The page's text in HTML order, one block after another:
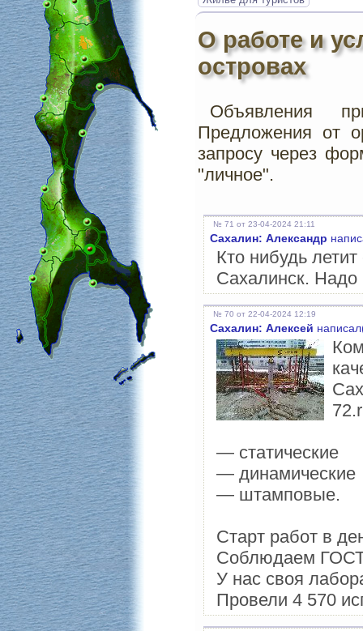
О работе и
островах
Объявления
Предложения от
запросу через
"личное".
№ 71 от 23-04-2024 21:11
Сахалин: Александр
Кто нибудь
Сахалинск. Надо
№ 70 от 22-04-2024 12:19
Сахалин: Алексей
— статические
— динамические
— штамповые.
Старт работ в
Соблюдаем
У нас своя
Провели 4 570